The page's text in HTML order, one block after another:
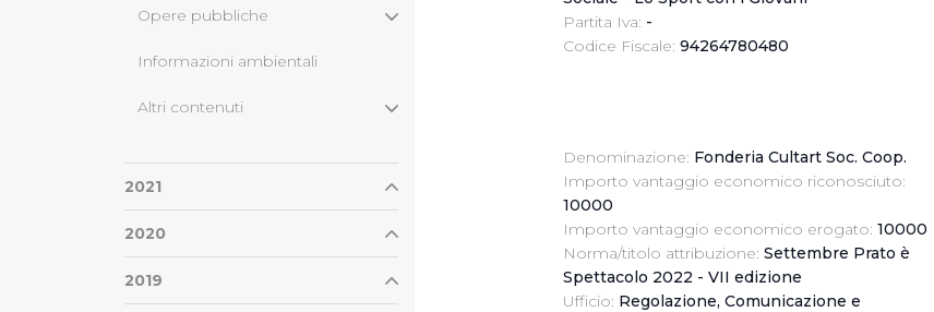
Opere pubbliche
Informazioni ambientali
Altri contenuti
2021
2020
2019
Partita Iva: -
Codice Fiscale: 94264780480
Denominazione: Fonderia Cultart Soc. Coop.
Importo vantaggio economico riconosciuto:
10000
Importo vantaggio economico erogato: 10000
Norma/titolo attribuzione: Settembre Prato è
Spettacolo 2022 - VII edizione
Ufficio: Regolazione, Comunicazione e